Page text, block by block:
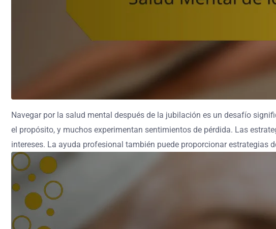
Navegar por la salud mental después de la jubilación es un desafío
el propósito, y muchos experimentan sentimientos de pérdida. Las
intereses. La ayuda profesional también puede proporcionar